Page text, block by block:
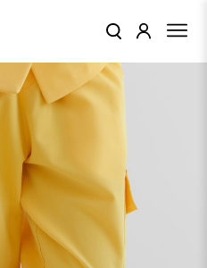
ПОДАРОЧНЫЙ
ЦВЕТА